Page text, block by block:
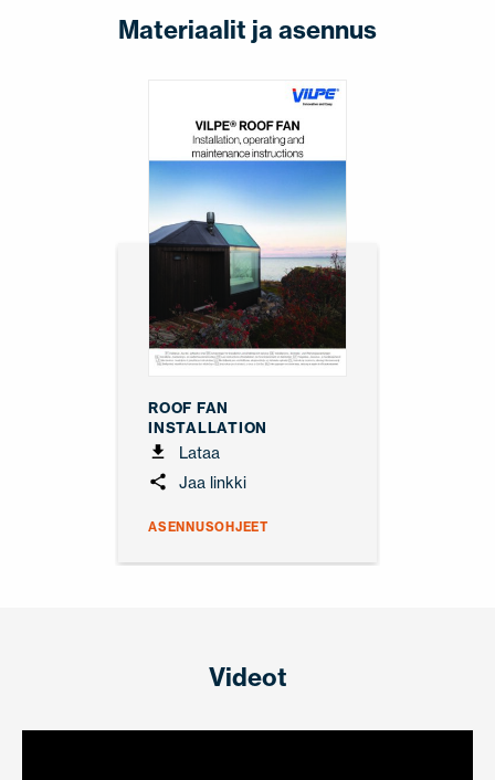
Materiaalit ja asennus
ROOF FAN
INSTALLATION
Lataa
Jaa linkki
ASENNUSOHJEET
Videot